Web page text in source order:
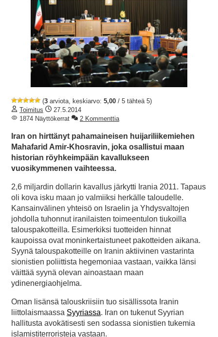
(3 arviota, keskiarvo: 5,00 / 5 tähteä 5)
Toimitus
27.5.2014
1874 Näyttökerrat
2 Kommenttia
Iran on hirttänyt pahamaineisen huijariliikemiehen
Mahafarid Amir-Khosravin, joka osallistui maan
historian röyhkeimpään kavallukseen
vuosikymmenen vaihteessa.
2,6 miljardin dollarin kavallus järkytti Irania 2011. Tapaus
oli kova isku maan jo valmiiksi herkälle taloudelle.
Kansainvälinen yhteisö on Israelin ja Yhdysvaltojen
johdolla tuhonnut iranilaisten toimeentulon tiukoilla
talouspakotteilla. Esimerkiksi tuotteiden hinnat
kaupoissa ovat moninkertaistuneet pakotteiden aikana.
Syynä talouspakotteille on Iranin aktiivinen vastarinta
sionistien poliittista hegemoniaa vastaan, vaikka länsi
väittää syynä olevan ainoastaan maan
ydinenergiaohjelma.
Oman lisänsä talouskriisiin tuo sisällissota Iranin
liittolaismaassa Syyriassa. Iran on tukenut Syyrian
hallitusta avokätisesti sen sodassa sionistien tukemia
islamistiterroristeja vastaan.